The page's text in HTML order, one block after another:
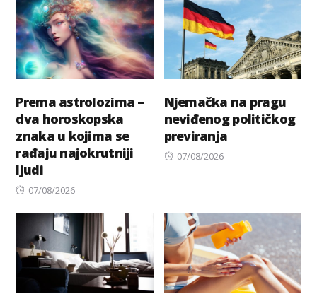
Prema astrolozima –
dva horoskopska
znaka u kojima se
rađaju najokrutniji
ljudi
Posted
07/08/2026
Njemačka na pragu
neviđenog političkog
previranja
Posted
07/08/2026